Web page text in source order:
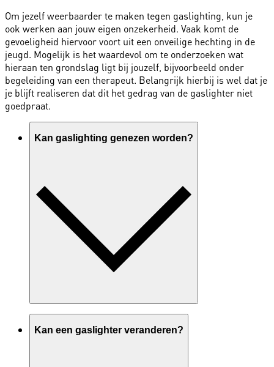
Om jezelf weerbaarder te maken tegen gaslighting, kun je
ook werken aan jouw eigen onzekerheid. Vaak komt de
gevoeligheid hiervoor voort uit een onveilige hechting in de
jeugd. Mogelijk is het waardevol om te onderzoeken wat
hieraan ten grondslag ligt bij jouzelf, bijvoorbeeld onder
begeleiding van een therapeut. Belangrijk hierbij is wel dat je
je blijft realiseren dat dit het gedrag van de gaslighter niet
goedpraat.
Kan gaslighting genezen worden?
Kan een gaslighter veranderen?